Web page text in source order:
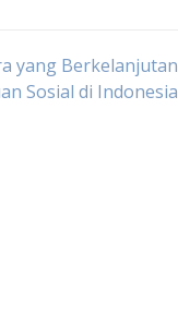
yang Berkelanjutan
Sosial di Indonesia